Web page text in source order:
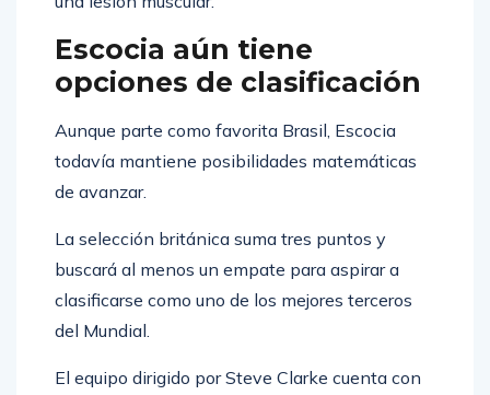
Escocia aún tiene
opciones de clasificación
Aunque parte como favorita Brasil, Escocia
todavía mantiene posibilidades matemáticas
de avanzar.
La selección británica suma tres puntos y
buscará al menos un empate para aspirar a
clasificarse como uno de los mejores terceros
del Mundial.
El equipo dirigido por Steve Clarke cuenta con